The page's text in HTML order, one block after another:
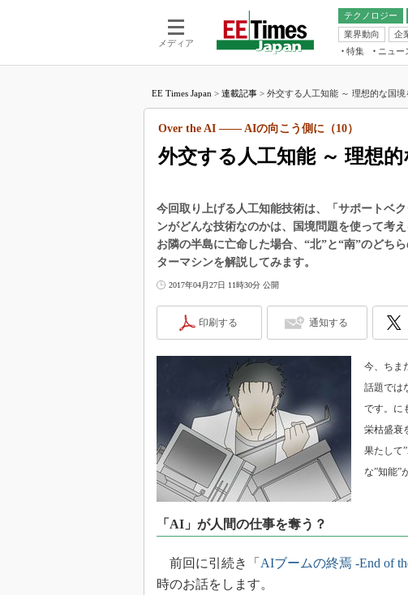
メディア
テクノロジー
電池／エネルギー
アナログ
マイコン
業界動向
企
特集 ニュー
福田昭のデバイス
大山聡の業界スコー
大原雄介のエレ・
リタイア直前エン
学漂流記
世界を「数字」で
この10年で起こっ
で起こること
光伝送技術を知る
“異端児エンジニア
改革、執念の180日
イノベーションは
JASA発IoT通信
IHSアナリスト「未
電子ブック
EE Times Japan > 連載記事 > 外交する人工知能 ～ 理想的な国境
外交する人工知能 ～ 理想
Over the AI ―― AIの向こう側に（10）
今回取り上げる人工知能技術は、「サポートベ
ンがどんな技術なのかは、国境問題を使って考
お隣の半島に亡命した場合、“北”と“南”のどち
ターマシンを解説してみます。
2017年04月27日 11時30分 公開
印刷する 通知する
今、ちま
話題では
です。に
栄枯盛衰
果たして
な”知能”
「AI」が人間の仕事を奪う？
前回に引続き「 AIブームの終焉 -End of
時のお話をします。